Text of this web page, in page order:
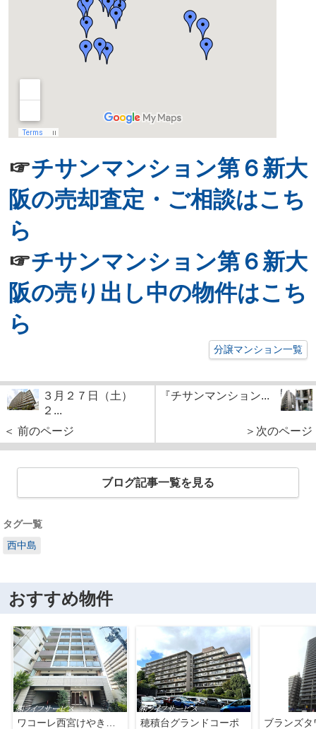
☞チサンマンション第６新大
阪の売却査定・ご相談はこち
ら
☞チサンマンション第６新大
阪の売り出し中の物件はこち
ら
分譲マンション一覧
３月２７日（土）
２...
＜ 前のページ
『チサンマンション...
＞次のページ
ブログ記事一覧を見る
タグ一覧
西中島
おすすめ物件
穂積台グランドコーポ